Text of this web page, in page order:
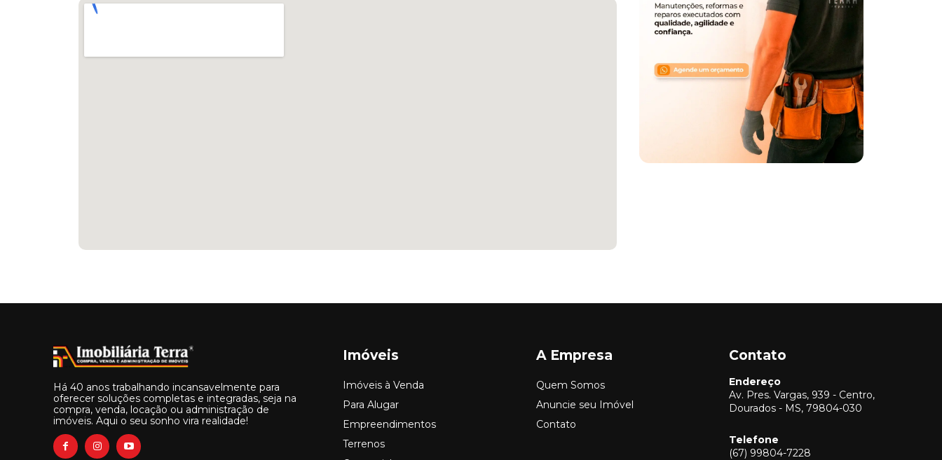
Há 40 anos trabalhando incansavelmente para
oferecer soluções completas e integradas, seja na
compra, venda, locação ou administração de
imóveis. Aqui o seu sonho vira realidade!
Imóveis
Imóveis à Venda
Para Alugar
Empreendimentos
Terrenos
A Empresa
Quem Somos
Anuncie seu Imóvel
Contato
Contato
Endereço
Av. Pres. Vargas, 939 - Centro,
Dourados - MS, 79804-030
Telefone
(67) 99804-7228